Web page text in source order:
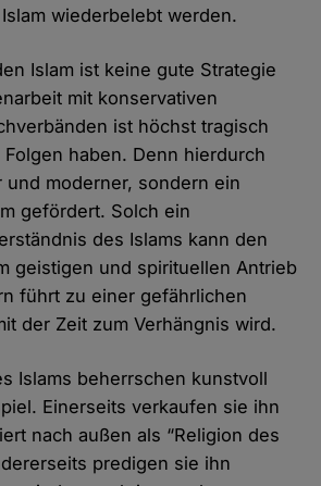
wiederbelebt werden.
Islam ist keine gute Strategie
mit konservativen
ist höchst tragisch
haben. Denn hierdurch
moderner, sondern ein
gefördert. Solch ein
des Islams kann den
geistigen und spirituellen Antrieb
führt zu einer gefährlichen
der Zeit zum Verhängnis wird.
Islams beherrschen kunstvoll
Einerseits verkaufen sie ihn
nach außen als “Religion des
predigen sie ihn